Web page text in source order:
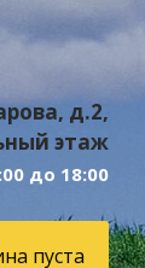
д.2,
этаж
до 18:00
пуста